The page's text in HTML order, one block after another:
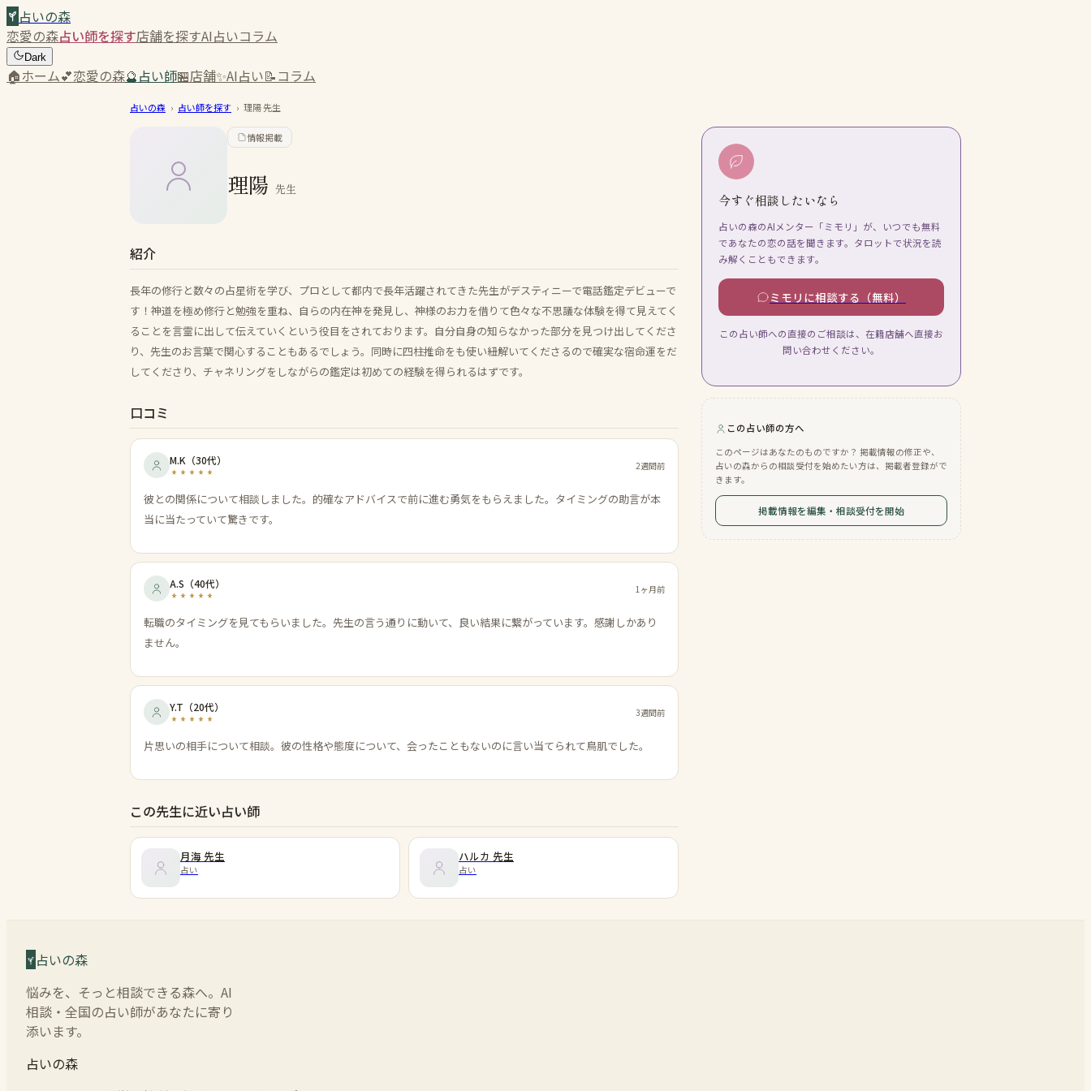
占いの森
恋愛の森占い師を探す店舗を探すAI占いコラム
Dark
🏠ホーム💕恋愛の森🔮占い師🏪店舗✨AI占い📝コラム
占いの森 › 占い師を探す › 理陽先生
情報掲載
理陽 先生
紹介
長年の修行と数々の占星術を学び、プロとして都内で長年活躍されてきた先生がデスティニーで電話鑑定デビューで
す！神道を極め修行と勉強を重ね、自らの内在神を発見し、神様のお力を借りて色々な不思議な体験を得て見えてく
ることを言霊に出して伝えていくという役目をされております。自分自身の知らなかった部分を見つけ出してくださ
り、先生のお言葉で関心することもあるでしょう。同時に四柱推命をも使い紐解いてくださるので確実な宿命運をだ
してくださり、チャネリングをしながらの鑑定は初めての経験を得られるはずです。
口コミ
M.K （30代） 2週間前
彼との関係について相談しました。的確なアドバイスで前に進む勇気をもらえました。タイミングの助言が本
当に当たっていて驚きです。
A.S （40代） 1ヶ月前
転職のタイミングを見てもらいました。先生の言う通りに動いて、良い結果に繋がっています。感謝しかあり
ません。
Y.T （20代） 3週間前
片思いの相手について相談。彼の性格や態度について、会ったこともないのに言い当てられて鳥肌でした。
この先生に近い占い師
月海 先生
占い
ハルカ 先生
占い
今すぐ相談したいなら
占いの森のAIメンター「ミモリ」が、いつでも無料
であなたの恋の話を聞きます。タロットで状況を読
み解くこともできます。
ミモリに相談する（無料）
この占い師への直接のご相談は、在籍店舗へ直接お
問い合わせください。
この占い師の方へ
このページはあなたのものですか？ 掲載情報の修正や、
占いの森からの相談受付を始めたい方は、掲載者登録がで
きます。
掲載情報を編集・相談受付を開始
占いの森
悩みを、そっと相談できる森へ。AI
相談・全国の占い師があなたに寄り
添います。
占いの森